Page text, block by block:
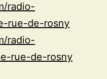
radio-
rue-de-rosny
radio-
rue-de-rosny